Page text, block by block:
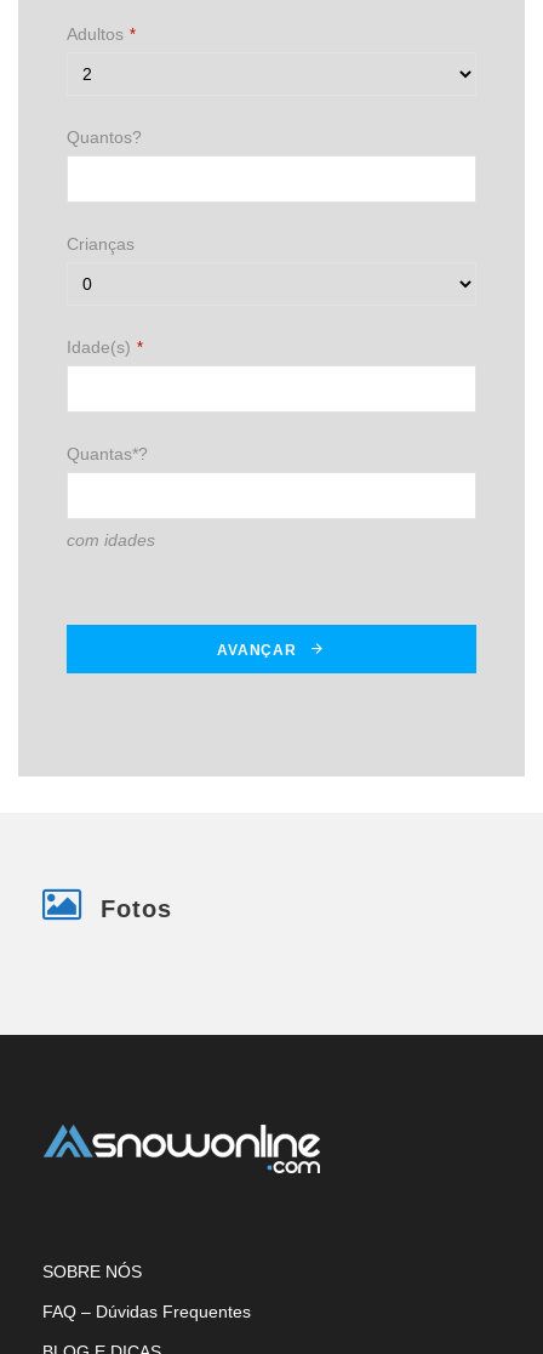
Adultos *
Quantos?
Crianças
Idade(s) *
Quantas*?
com idades
AVANÇAR
Fotos
SOBRE NÓS
FAQ – Dúvidas Frequentes